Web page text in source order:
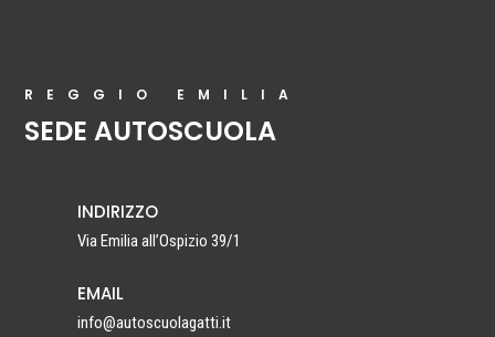
REGGIO EMILIA
SEDE AUTOSCUOLA
INDIRIZZO
Via Emilia all’Ospizio 39/1
EMAIL
info@autoscuolagatti.it